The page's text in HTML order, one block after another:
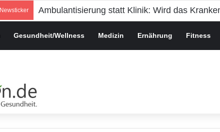
Newsticker Psychische Gesundheit bei Jugendlichen
Gesundheit/Wellness Medizin Ernährung Fitness